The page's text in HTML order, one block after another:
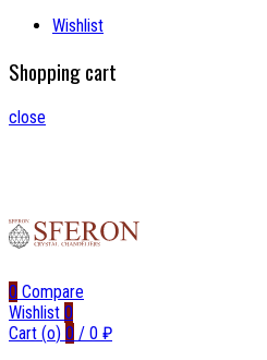
Wishlist
Shopping cart
close
0 Compare
Wishlist 0
Cart (o) 0 / 0 ₽